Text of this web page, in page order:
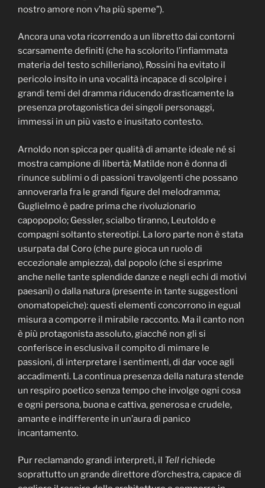
nostro amore non v’ha più speme”).
Ancora una vota ricorrendo a un libretto dai contorni
scarsamente definiti (che ha scolorito l’infiammata
materia del testo schilleriano), Rossini ha evitato il
pericolo insito in una vocalità incapace di scolpire i
grandi temi del dramma riducendo drasticamente la
presenza protagonistica dei singoli personaggi,
immessi in un più vasto e inusitato contesto.
Arnoldo non spicca per qualità di amante ideale né si
mostra campione di libertà; Matilde non è donna di
rinunce sublimi o di passioni travolgenti che possano
annoverarla fra le grandi figure del melodramma;
Guglielmo è padre prima che rivoluzionario
capopopolo; Gessler, scialbo tiranno, Leutoldo e
compagni soltanto stereotipi. La loro parte non è stata
usurpata dal Coro (che pure gioca un ruolo di
eccezionale ampiezza), dal popolo (che si esprime
anche nelle tante splendide danze e negli echi di motivi
paesani) o dalla natura (presente in tante suggestioni
onomatopeiche): questi elementi concorrono in egual
misura a comporre il mirabile racconto. Ma il canto non
è più protagonista assoluto, giacché non gli si
conferisce in esclusiva il compito di mimare le
passioni, di interpretare i sentimenti, di dar voce agli
accadimenti. La continua presenza della natura stende
un respiro poetico senza tempo che involge ogni cosa
e ogni persona, buona e cattiva, generosa e crudele,
amante e indifferente in un’aura di panico
incantamento.
Pur reclamando grandi interpreti, il Tell richiede
soprattutto un grande direttore d’orchestra, capace di